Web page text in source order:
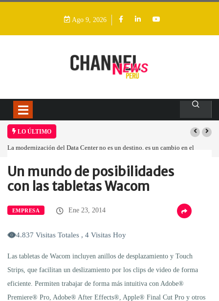
Ago 9, 2026
LO ÚLTIMO
La modernización del Data Center no es un destino, es un cambio en el
Empresa Un mundo de…
Un mundo de posibilidades
con las tabletas Wacom
EMPRESA Ene 23, 2014
4.837 Visitas Totales , 4 Visitas Hoy
Las tabletas de Wacom incluyen anillos de desplazamiento y Touch
Strips, que facilitan un deslizamiento por los clips de video de forma
eficiente. Permiten trabajar de forma más intuitiva con Adobe®
Premiere® Pro, Adobe® After Effects®, Apple® Final Cut Pro y otros